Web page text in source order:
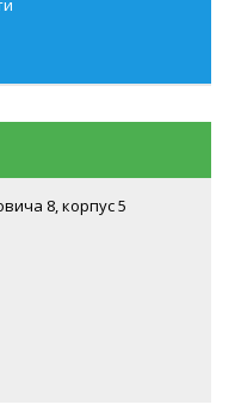
8, корпус 5